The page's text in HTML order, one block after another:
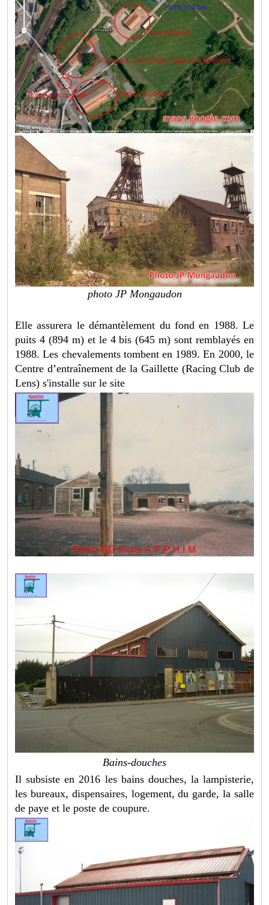
photo JP Mongaudon
Elle assurera le démantèlement du fond en 1988. Le
puits 4 (894 m) et le 4 bis (645 m) sont remblayés en
1988. Les chevalements tombent en 1989. En 2000, le
Centre d’entraînement de la Gaillette (Racing Club de
Lens) s'installe sur le site
Bains-douches
Il subsiste en 2016 les bains douches, la lampisterie,
les bureaux, dispensaires, logement, du garde, la salle
de paye et le poste de coupure.